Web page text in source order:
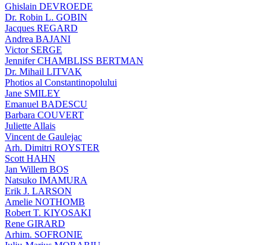
Ghislain DEVROEDE
Dr. Robin L. GOBIN
Jacques REGARD
Andrea BAJANI
Victor SERGE
Jennifer CHAMBLISS BERTMAN
Dr. Mihail LITVAK
Photios al Constantinopolului
Jane SMILEY
Emanuel BADESCU
Barbara COUVERT
Juliette Allais
Vincent de Gaulejac
Arh. Dimitri ROYSTER
Scott HAHN
Jan Willem BOS
Natsuko IMAMURA
Erik J. LARSON
Amelie NOTHOMB
Robert T. KIYOSAKI
Rene GIRARD
Arhim. SOFRONIE